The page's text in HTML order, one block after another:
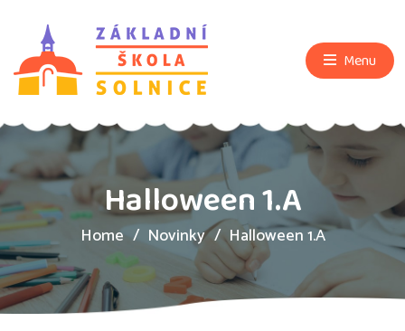
Menu
Halloween 1.A
Home Novinky Halloween 1.A